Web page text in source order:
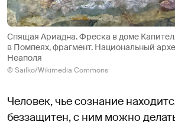
Спящая Ариадна. Фреска в доме
в Помпеях, фрагмент. Национальный
Неаполя
© Sailko/Wikimedia Commons
Человек, чье сознание
беззащитен, с ним можно